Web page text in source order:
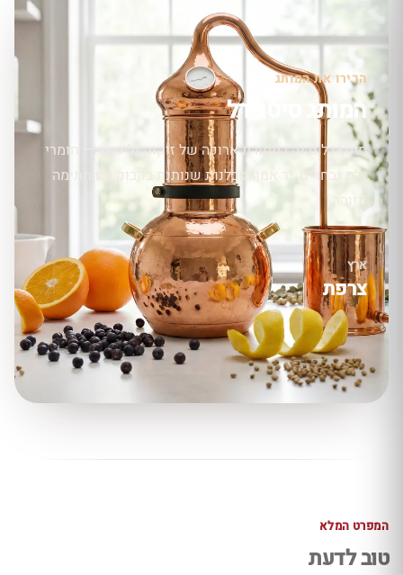
הכירו את המותג
המותג סיטאדל
סיטאדל נבנה במסורת ארוכה של זיקוק וליטוש — חומרי
גלם נבחרים, יד אמן וסבלנות שנותנת בקבוק עם חתימה
מזוהה.
ארץ
צרפת
המפרט המלא
טוב לדעת